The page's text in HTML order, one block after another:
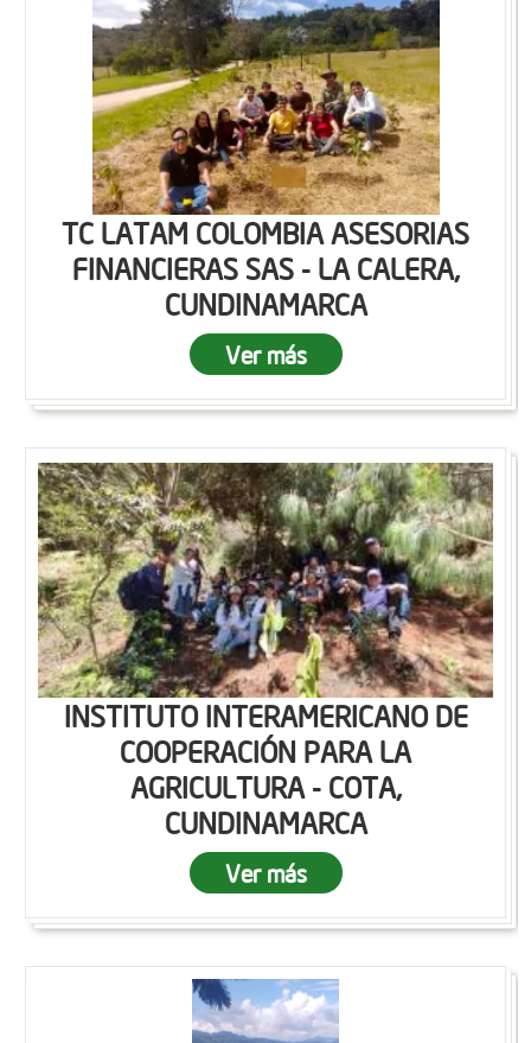
TC LATAM COLOMBIA ASESORIAS
FINANCIERAS SAS - LA CALERA,
CUNDINAMARCA
Ver más
INSTITUTO INTERAMERICANO DE
COOPERACIÓN PARA LA
AGRICULTURA - COTA,
CUNDINAMARCA
Ver más